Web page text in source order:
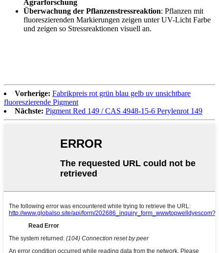
Agrarforschung
Überwachung der Pflanzenstressreaktion: Pflanzen mit
fluoreszierenden Markierungen zeigen unter UV-Licht Farbe
und zeigen so Stressreaktionen visuell an.
Vorherige: Fabrikpreis rot grün blau gelb uv unsichtbare
fluoreszierende Pigment
Nächste: Pigment Red 149 / CAS 4948-15-6 Perylenrot 149